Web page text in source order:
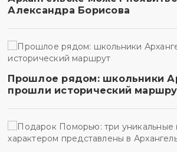
Александра Борисова
Прошлое рядом: школьники
прошли исторический